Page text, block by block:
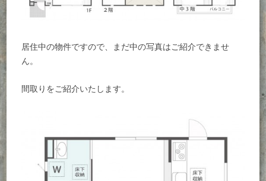
居住中の物件ですので、まだ中の写真はご紹介できませ
ん。
間取りをご紹介いたします。